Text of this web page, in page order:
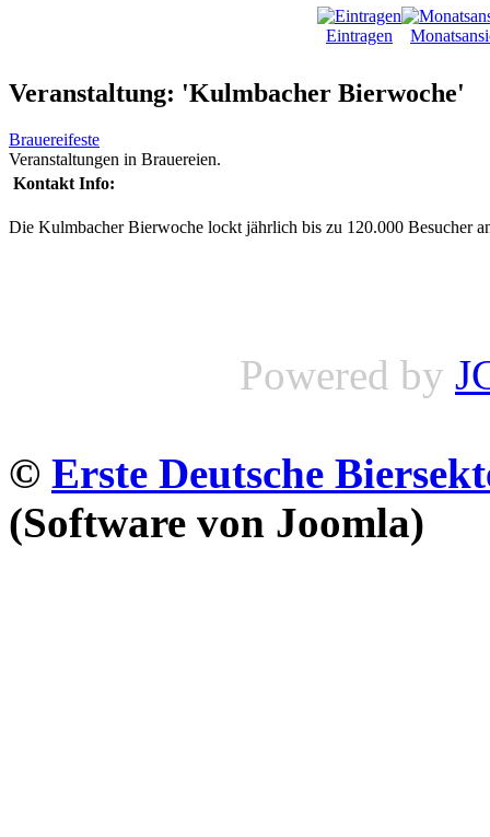
Eintragen
Veranstaltung: 'Kulmbacher Bierwoche'
Brauereifeste
Veranstaltungen in Brauereien.
Kontakt Info:
Die Kulmbacher Bierwoche lockt jährlich bis zu 120.000 Besucher
Powered by
© Erste Deutsche
(Software von Joomla)